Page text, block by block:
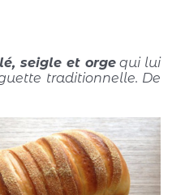
seigle et orgequi lui
traditionnelle. De